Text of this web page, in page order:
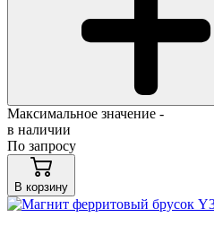
Максимальное значение -
в наличии
По запросу
В корзину